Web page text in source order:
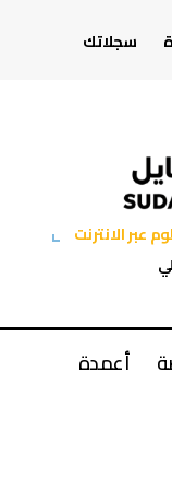
سجلاتك
الانترنت
أعمدة